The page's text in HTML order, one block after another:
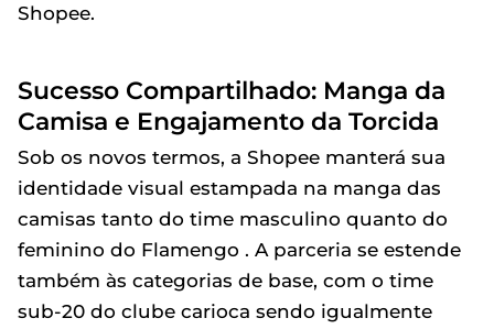
Shopee.
Sucesso Compartilhado: Manga da
Camisa e Engajamento da Torcida
Sob os novos termos, a Shopee manterá sua
identidade visual estampada na manga das
camisas tanto do time masculino quanto do
feminino do Flamengo . A parceria se estende
também às categorias de base, com o time
sub-20 do clube carioca sendo igualmente